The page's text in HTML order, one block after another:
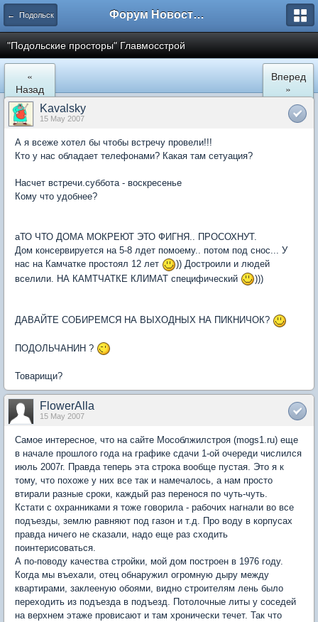
← Подольск Форум Новостройки
"Подольские просторы" Главмосстрой
«
Назад
Вперед
»
Kavalsky
15 May 2007
А я всеже хотел бы чтобы встречу провели!!!
Кто у нас обладает телефонами? Какая там сетуация?
Насчет встречи.суббота - воскресенье
Кому что удобнее?
аТО ЧТО ДОМА МОКРЕЮТ ЭТО ФИГНЯ.. ПРОСОХНУТ.
Дом консервируется на 5-8 лдет помоему.. потом под снос... У
нас на Камчатке простоял 12 лет
)) Достроили и людей
вселили. НА КАМТЧАТКЕ КЛИМАТ специфический
)))
ДАВАЙТЕ СОБИРЕМСЯ НА ВЫХОДНЫХ НА ПИКНИЧОК?
ПОДОЛЬЧАНИН ?
Товарищи?
FlowerAlla
15 May 2007
Самое интересное, что на сайте Мособлжилстроя (mogs1.ru) еще
в начале прошлого года на графике сдачи 1-ой очереди числился
июль 2007г. Правда теперь эта строка вообще пустая. Это я к
тому, что похоже у них все так и намечалось, а нам просто
втирали разные сроки, каждый раз перенося по чуть-чуть.
Кстати с охранниками я тоже говорила - рабочих нагнали во все
подъезды, землю равняют под газон и т.д. Про воду в корпусах
правда ничего не сказали, надо еще раз сходить
поинтерисоваться.
А по-поводу качества стройки, мой дом построен в 1976 году.
Когда мы въехали, отец обнаружил огромную дыру между
квартирами, заклееную обоями, видно строителям лень было
переходить из подъезда в подъезд. Потолочные литы у соседей
на верхнем этаже провисают и там хронически течет. Так что